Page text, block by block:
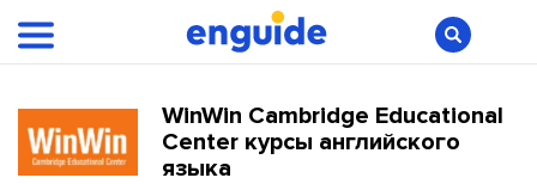
WinWin Cambridge Educational
Center курсы английского
языка